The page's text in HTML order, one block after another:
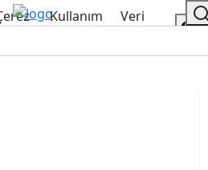
Kullanım
Veri